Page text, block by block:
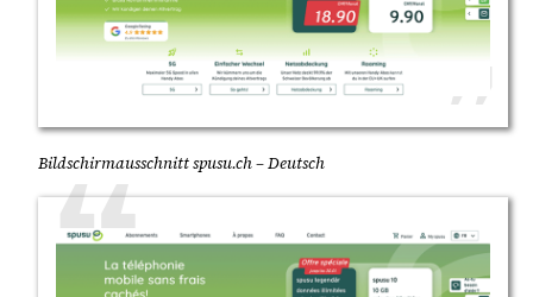
Bildschirmausschnitt spusu.ch – Deutsch